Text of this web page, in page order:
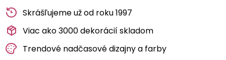
Skrášľujeme už od roku 1997
Viac ako 3000 dekorácií skladom
Trendové nadčasové dizajny a farby